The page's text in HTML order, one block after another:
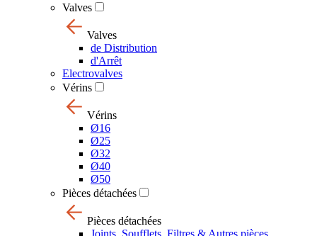
Valves
Valves
de Distribution
d'Arrêt
Electrovalves
Vérins
Vérins
Ø16
Ø25
Ø32
Ø40
Ø50
Pièces détachées
Pièces détachées
Joints, Soufflets, Filtres & Autres pièces